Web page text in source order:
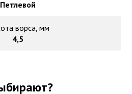
Петлевой
ворса, мм
4,5